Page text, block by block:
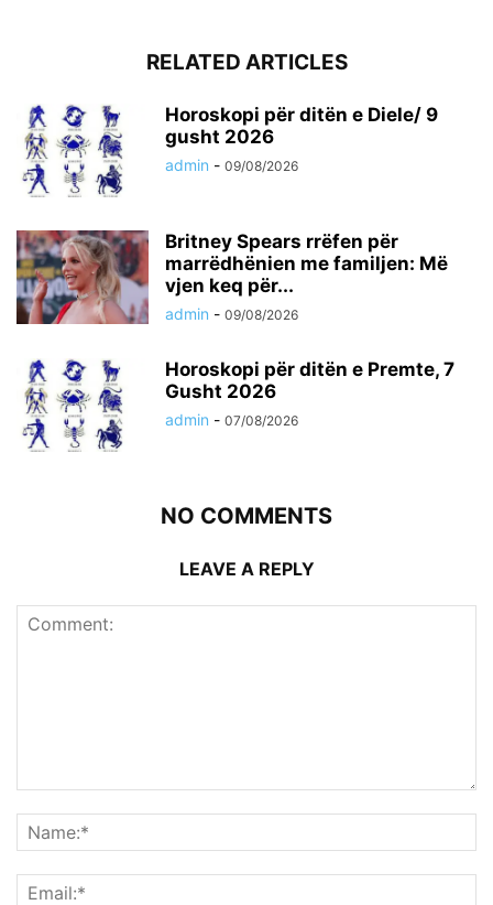
RELATED ARTICLES
Horoskopi për ditën e Diele/ 9
gusht 2026
admin - 09/08/2026
Britney Spears rrëfen për
marrëdhënien me familjen: Më
vjen keq për...
admin - 09/08/2026
Horoskopi për ditën e Premte, 7
Gusht 2026
admin - 07/08/2026
NO COMMENTS
LEAVE A REPLY